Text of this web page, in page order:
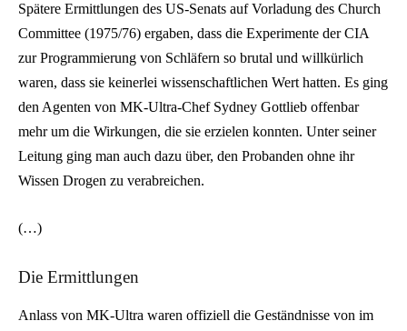
Spätere Ermittlungen des US-Senats auf Vorladung des Church
Committee (1975/76) ergaben, dass die Experimente der CIA
zur Programmierung von Schläfern so brutal und willkürlich
waren, dass sie keinerlei wissenschaftlichen Wert hatten. Es ging
den Agenten von MK-Ultra-Chef Sydney Gottlieb offenbar
mehr um die Wirkungen, die sie erzielen konnten. Unter seiner
Leitung ging man auch dazu über, den Probanden ohne ihr
Wissen Drogen zu verabreichen.
(…)
Die Ermittlungen
Anlass von MK-Ultra waren offiziell die Geständnisse von im